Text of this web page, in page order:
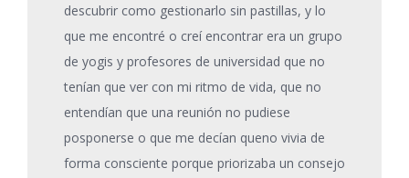
descubrir como gestionarlo sin pastillas, y lo
que me encontré o creí encontrar era un grupo
de yogis y profesores de universidad que no
tenían que ver con mi ritmo de vida, que no
entendían que una reunión no pudiese
posponerse o que me decían queno vivia de
forma consciente porque priorizaba un consejo